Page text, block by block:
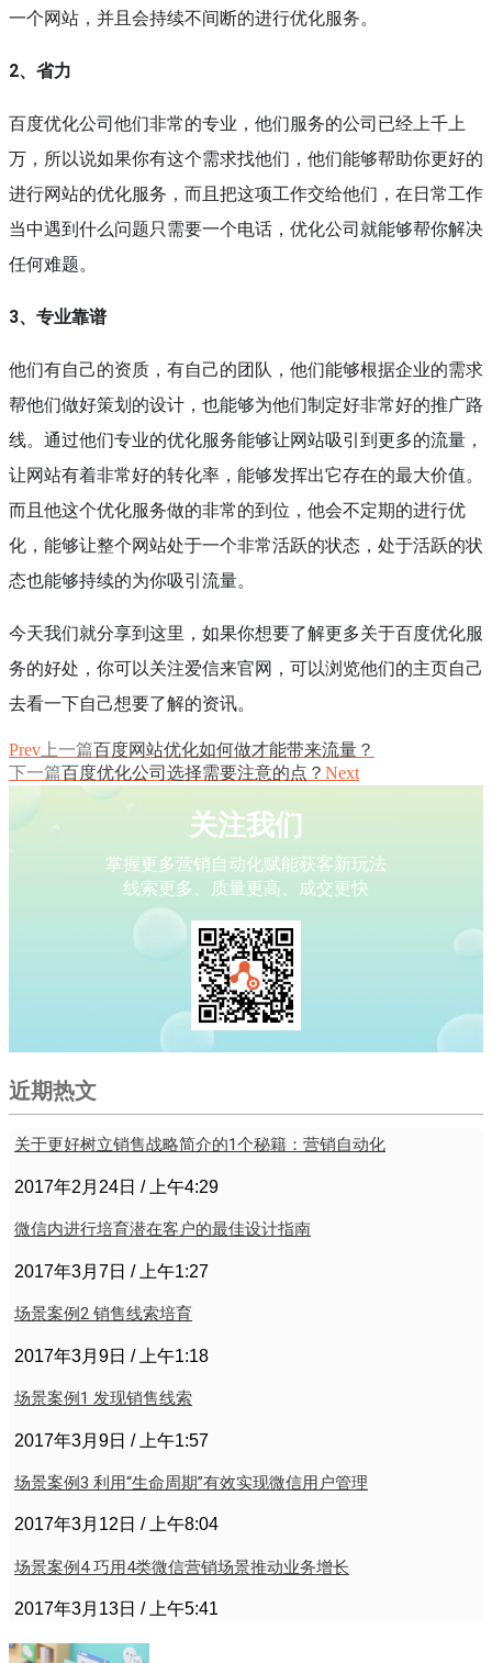
一个网站，并且会持续不间断的进行优化服务。
2、省力
百度优化公司他们非常的专业，他们服务的公司已经上千上
万，所以说如果你有这个需求找他们，他们能够帮助你更好的
进行网站的优化服务，而且把这项工作交给他们，在日常工作
当中遇到什么问题只需要一个电话，优化公司就能够帮你解决
任何难题。
3、专业靠谱
他们有自己的资质，有自己的团队，他们能够根据企业的需求
帮他们做好策划的设计，也能够为他们制定好非常好的推广路
线。通过他们专业的优化服务能够让网站吸引到更多的流量，
让网站有着非常好的转化率，能够发挥出它存在的最大价值。
而且他这个优化服务做的非常的到位，他会不定期的进行优
化，能够让整个网站处于一个非常活跃的状态，处于活跃的状
态也能够持续的为你吸引流量。
今天我们就分享到这里，如果你想要了解更多关于百度优化服
务的好处，你可以关注爱信来官网，可以浏览他们的主页自己
去看一下自己想要了解的资讯。
Prev 上一篇百度网站优化如何做才能带来流量？
下一篇百度优化公司选择需要注意的点？ Next
关注我们
掌握更多营销自动化赋能获客新玩法
线索更多、质量更高、成交更快
近期热文
关于更好树立销售战略简介的1个秘籍：营销自动化
2017年2月24日 上午4:29
微信内进行培育潜在客户的最佳设计指南
2017年3月7日 上午1:27
场景案例2 销售线索培育
2017年3月9日 上午1:18
场景案例1 发现销售线索
2017年3月9日 上午1:57
场景案例3 利用“生命周期”有效实现微信用户管理
2017年3月12日 上午8:04
场景案例4 巧用4类微信营销场景推动业务增长
2017年3月13日 上午5:41